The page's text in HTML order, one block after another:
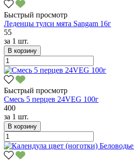
Быстрый просмотр
Леденцы тулси мята Sangam 16г
55
за 1 шт.
В корзину
Быстрый просмотр
Смесь 5 перцев 24VEG 100г
400
за 1 шт.
В корзину